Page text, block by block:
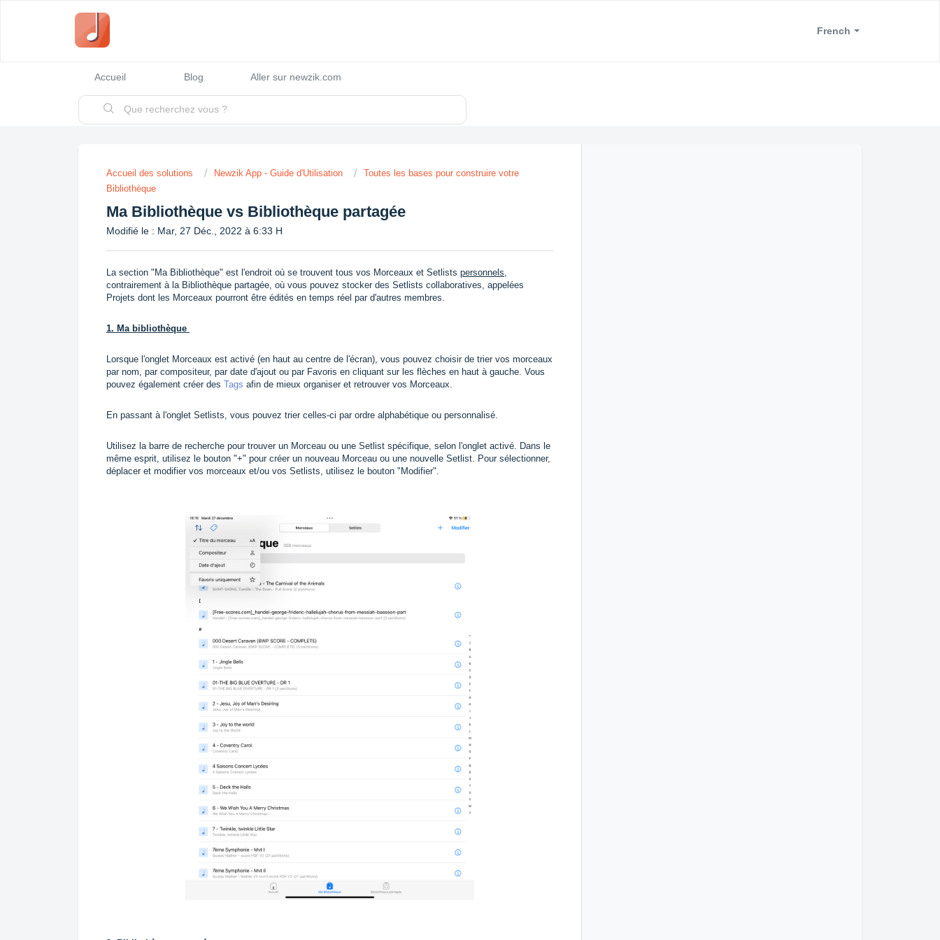
French
Accueil Blog Aller sur newzik.com
Accueil des solutions Newzik App - Guide d'Utilisation
Toutes les bases pour construire votre
Bibliothèque
Ma Bibliothèque vs Bibliothèque partagée
Modifié le : Mar, 27 Déc., 2022 à 6:33 H
La section "Ma Bibliothèque" est l'endroit où se trouvent tous vos Morceaux et Setlists personnels
contrairement à la Bibliothèque partagée, où vous pouvez stocker des Setlists collaboratives, appelées
Projets dont les Morceaux pourront être édités en temps réel par d'autres membres.
1. Ma bibliothèque
Lorsque l'onglet Morceaux est activé (en haut au centre de l'écran), vous pouvez choisir de trier vos morceaux
par nom, par compositeur, par date d'ajout ou par Favoris en cliquant sur les flèches en haut à gauche. Vous
pouvez également créer des Tags afin de mieux organiser et retrouver vos Morceaux.
En passant à l'onglet Setlists, vous pouvez trier celles-ci par ordre alphabétique ou personnalisé.
Utilisez la barre de recherche pour trouver un Morceau ou une Setlist spécifique, selon l'onglet activé. Dans le
même esprit, utilisez le bouton "+" pour créer un nouveau Morceau ou une nouvelle Setlist. Pour sélectionner,
déplacer et modifier vos morceaux et/ou vos Setlists, utilisez le bouton "Modifier".